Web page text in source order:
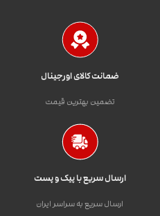
ضمانت کالای اورجینال
تضمین بهترین قیمت
ارسال سریع با پیک و پست
ارسال سریع به سراسر ایران